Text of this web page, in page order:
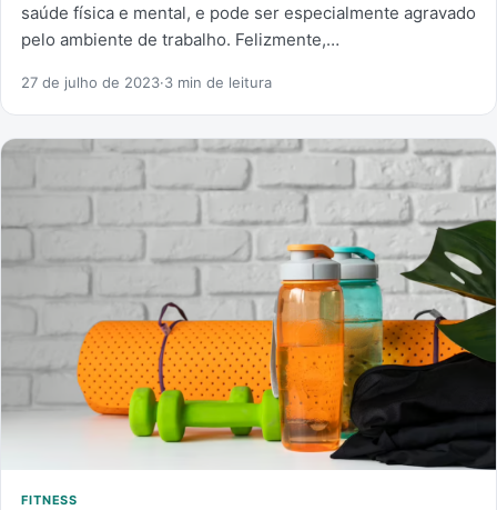
saúde física e mental, e pode ser especialmente agravado
pelo ambiente de trabalho. Felizmente,…
27 de julho de 2023·3 min de leitura
FITNESS